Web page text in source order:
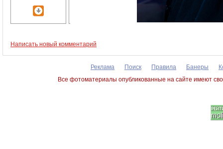
Написать новый комментарий
Реклама Поиск Правила Банеры
Все фотоматериалы опубликованные на сайте имеют